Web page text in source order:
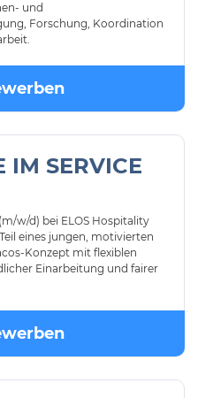
und
Forschung, Koordination
IM SERVICE
w/d) bei ELOS Hospitality
eines jungen, motivierten
Konzept mit flexiblen
Einarbeitung und fairer